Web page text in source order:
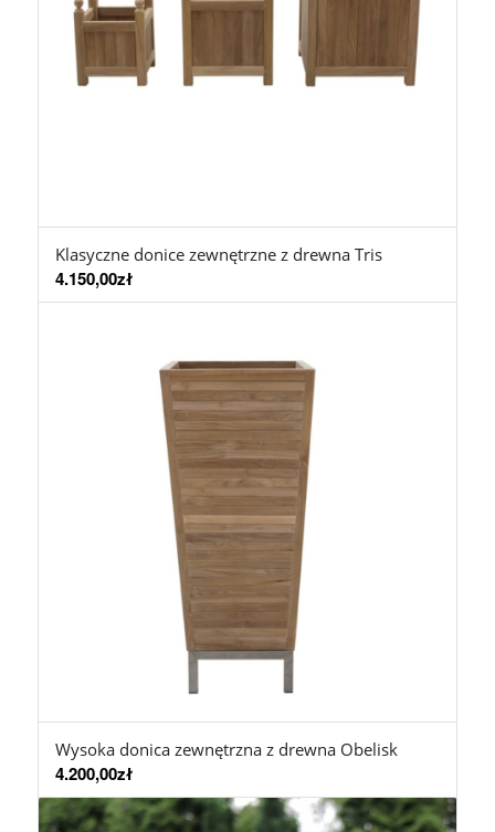
Klasyczne donice zewnętrzne z drewna Tris
4.150,00zł
Wysoka donica zewnętrzna z drewna Obelisk
4.200,00zł